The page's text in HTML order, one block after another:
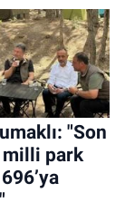
"Son
milli park
696’ya